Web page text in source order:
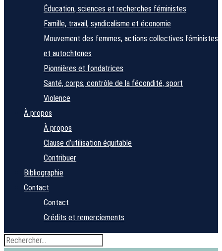
Éducation, sciences et recherches féministes
Famille, travail, syndicalisme et économie
Mouvement des femmes, actions collectives féministes
et autochtones
Pionnières et fondatrices
Santé, corps, contrôle de la fécondité, sport
Violence
À propos
À propos
Clause d’utilisation équitable
Contribuer
Bibliographie
Contact
Contact
Crédits et remerciements